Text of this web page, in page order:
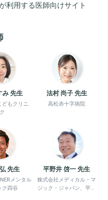
が利用する医師向けサイト
み 先生
どもクリニ
法村 尚子 先生
高松赤十字病院
先生
メンタル
ク四谷
平野井 啓一 先生
株式会社メディカル・マ
ジック・ジャパン、平野